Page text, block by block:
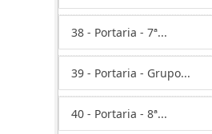
38 - Portaria - 7ª...
39 - Portaria - Grupo...
40 - Portaria - 8ª...